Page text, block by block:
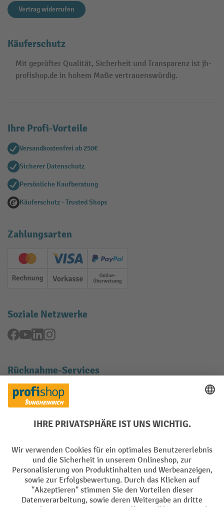
Vertrag widerrufen
Käuferschutz
Mit geprüfter Qualität, Sicherheit und Transparenz ist jh-
profishop.de in hohem Maße vertrauenswürdig.
Ihre Profi-Vorteile
Versandkostenfrei ab 250€
Sicherer Datenschutz
Persönliche Kaufberatung
Käuferschutz - Trusted Shops
Zahlungsarten
Creditcard (Master)Creditcard (Visa)
PayPal
Rechnung Vorkasse Online-Überweisung
Soziale Netzwerke
Facebook
YouTubeLinkedInInstagram
Rücknahme-Services
Elektrogeräte Rückname
Batterie Rückname
Impressum Datenschutz